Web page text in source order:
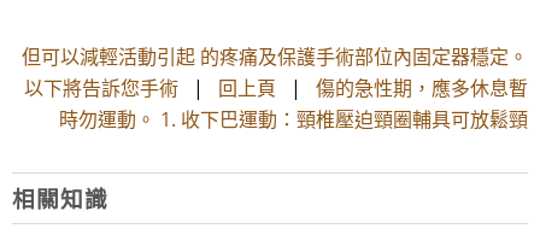
但可以減輕活動引起 的疼痛及保護手術部位內固定器穩定。
以下將告訴您手術 | 回上頁 | 傷的急性期，應多休息暫
時勿運動。 1. 收下巴運動：頸椎壓迫頸圈輔具可放鬆頸
相關知識